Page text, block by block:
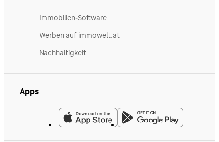
Immobilien-Software
Werben auf immowelt.at
Nachhaltigkeit
Apps